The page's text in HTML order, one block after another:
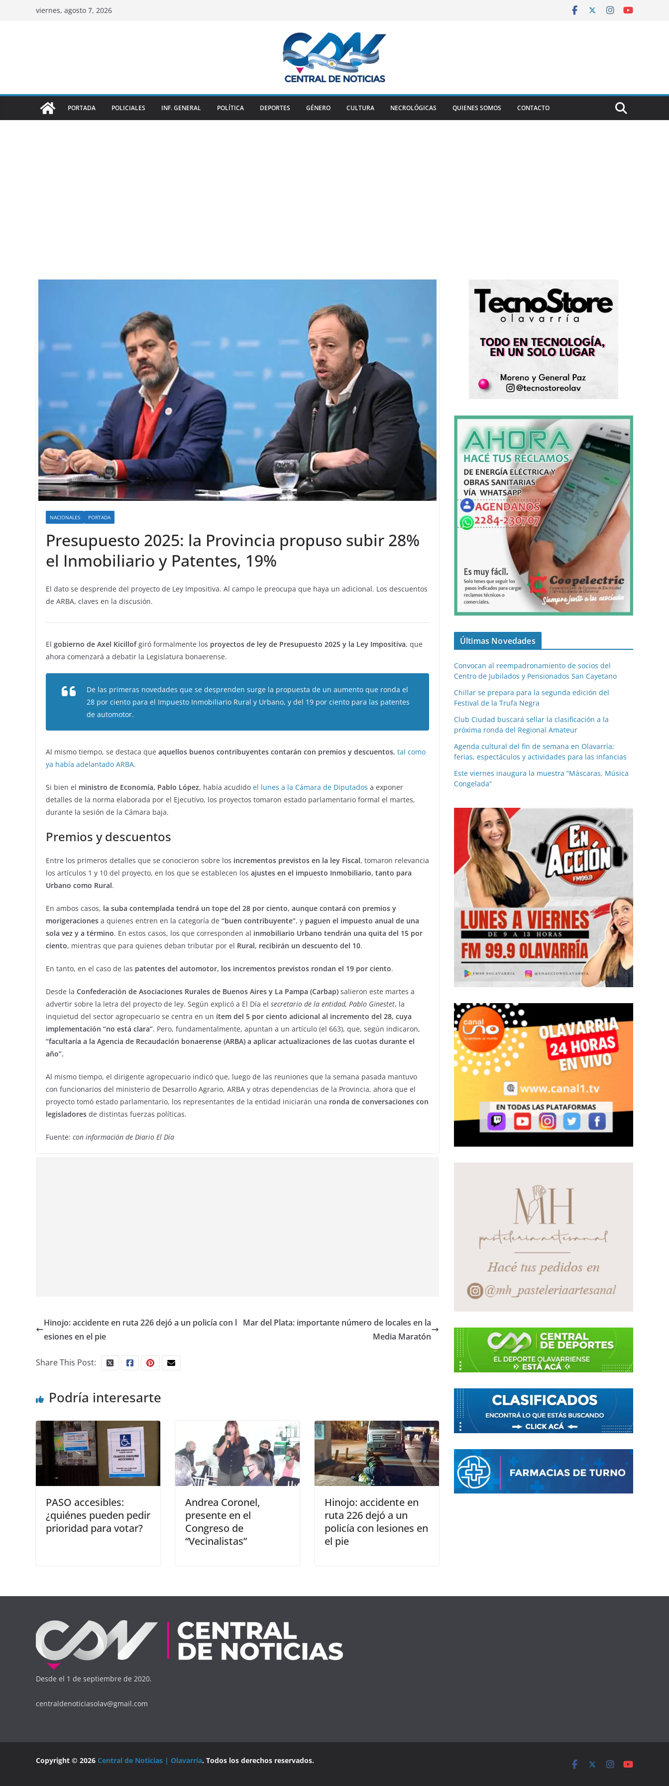
viernes, agosto 7, 2026
PORTADA POLICIALES INF. GENERAL POLÍTICA DEPORTES GÉNERO CULTURA NECROLÓGICAS QUIENES SOMOS CONTACTO
NACIONALES PORTADA
Presupuesto 2025: la Provincia propuso subir 28%
el Inmobiliario y Patentes, 19%
El dato se desprende del proyecto de Ley Impositiva. Al campo le preocupa que haya un adicional. Los descuentos
de ARBA, claves en la discusión.
El gobierno de Axel Kicillofgiró formalmente los proyectos de ley de Presupuesto 2025 y la Ley Impositiva, que
ahora comenzará a debatir la Legislatura bonaerense.
De las primeras novedades que se desprenden surge la propuesta de un aumento que ronda el
28 por ciento para el Impuesto Inmobiliario Rural y Urbano, y del 19 por ciento para las patentes
de automotor.
Al mismo tiempo, se destaca que aquellos buenos contribuyentes contarán con premios y descuentos, tal como
ya había adelantado ARBA.
Si bien el ministro de Economía, Pablo López, había acudido el lunes a la Cámara de Diputados a exponer
detalles de la norma elaborada por el Ejecutivo, los proyectos tomaron estado parlamentario formal el martes,
durante la sesión de la Cámara baja.
Premios y descuentos
Entre los primeros detalles que se conocieron sobre los incrementos previstos en la ley Fiscal, tomaron relevancia
los artículos 1 y 10 del proyecto, en los que se establecen los ajustes en el impuesto Inmobiliario, tanto para
Urbano como Rural.
En ambos casos, la suba contemplada tendrá un tope del 28 por ciento, aunque contará con premios y
morigeraciones a quienes entren en la categoría de “buen contribuyente”, y paguen el impuesto anual de una
sola vez y a término. En estos casos, los que corresponden al inmobiliario Urbano tendrán una quita del 15 por
ciento, mientras que para quienes deban tributar por el Rural, recibirán un descuento del 10.
En tanto, en el caso de las patentes del automotor, los incrementos previstos rondan el 19 por ciento.
Desde la Confederación de Asociaciones Rurales de Buenos Aires y La Pampa (Carbap) salieron este martes a
advertir sobre la letra del proyecto de ley. Según explicó a El Día el secretario de la entidad, Pablo Ginestet, la
inquietud del sector agropecuario se centra en un ítem del 5 por ciento adicional al incremento del 28, cuya
implementación “no está clara”. Pero, fundamentalmente, apuntan a un artículo (el 663), que, según indicaron,
“facultaría a la Agencia de Recaudación bonaerense (ARBA) a aplicar actualizaciones de las cuotas durante el
año”.
Al mismo tiempo, el dirigente agropecuario indicó que, luego de las reuniones que la semana pasada mantuvo
con funcionarios del ministerio de Desarrollo Agrario, ARBA y otras dependencias de la Provincia, ahora que el
proyecto tomó estado parlamentario, los representantes de la entidad iniciarán una ronda de conversaciones con
legisladores de distintas fuerzas políticas.
Fuente: con información de Diario El Día
Hinojo: accidente en ruta 226 dejó a un policía con l
esiones en el pie
Mar del Plata: importante número de locales en la
Media Maratón
Share This Post:
Podría interesarte
PASO accesibles:
¿quiénes pueden pedir
prioridad para votar?
Andrea Coronel,
presente en el
Congreso de
“Vecinalistas”
Hinojo: accidente en
ruta 226 dejó a un
policía con lesiones en
el pie
Últimas Novedades
Convocan al reempadronamiento de socios del
Centro de Jubilados y Pensionados San Cayetano
Chillar se prepara para la segunda edición del
Festival de la Trufa Negra
Club Ciudad buscará sellar la clasificación a la
próxima ronda del Regional Amateur
Agenda cultural del fin de semana en Olavarría:
ferias, espectáculos y actividades para las infancias
Este viernes inaugura la muestra “Máscaras, Música
Congelada”
Desde el 1 de septiembre de 2020.
centraldenoticiasolav@gmail.com
Copyright © 2026 Central de Noticias | Olavarría. Todos los derechos reservados.